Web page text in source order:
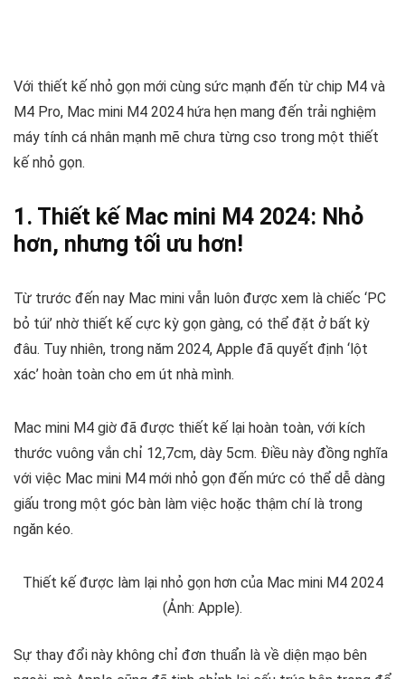
Với thiết kế nhỏ gọn mới cùng sức mạnh đến từ chip M4 và
M4 Pro, Mac mini M4 2024 hứa hẹn mang đến trải nghiệm
máy tính cá nhân mạnh mẽ chưa từng cso trong một thiết
kế nhỏ gọn.
1. Thiết kế Mac mini M4 2024: Nhỏ
hơn, nhưng tối ưu hơn!
Từ trước đến nay Mac mini vẫn luôn được xem là chiếc ‘PC
bỏ túi’ nhờ thiết kế cực kỳ gọn gàng, có thể đặt ở bất kỳ
đâu. Tuy nhiên, trong năm 2024, Apple đã quyết định ‘lột
xác’ hoàn toàn cho em út nhà mình.
Mac mini M4 giờ đã được thiết kế lại hoàn toàn, với kích
thước vuông vắn chỉ 12,7cm, dày 5cm. Điều này đồng nghĩa
với việc Mac mini M4 mới nhỏ gọn đến mức có thể dễ dàng
giấu trong một góc bàn làm việc hoặc thậm chí là trong
ngăn kéo.
Thiết kế được làm lại nhỏ gọn hơn của Mac mini M4 2024
(Ảnh: Apple).
Sự thay đổi này không chỉ đơn thuẩn là về diện mạo bên